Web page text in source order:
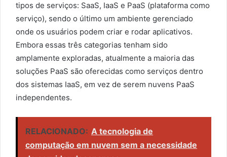
tipos de serviços: SaaS, IaaS e PaaS (plataforma como
serviço), sendo o último um ambiente gerenciado
onde os usuários podem criar e rodar aplicativos.
Embora essas três categorias tenham sido
amplamente exploradas, atualmente a maioria das
soluções PaaS são oferecidas como serviços dentro
dos sistemas IaaS, em vez de serem nuvens PaaS
independentes.
RELACIONADO: A tecnologia de
computação em nuvem sem a necessidade